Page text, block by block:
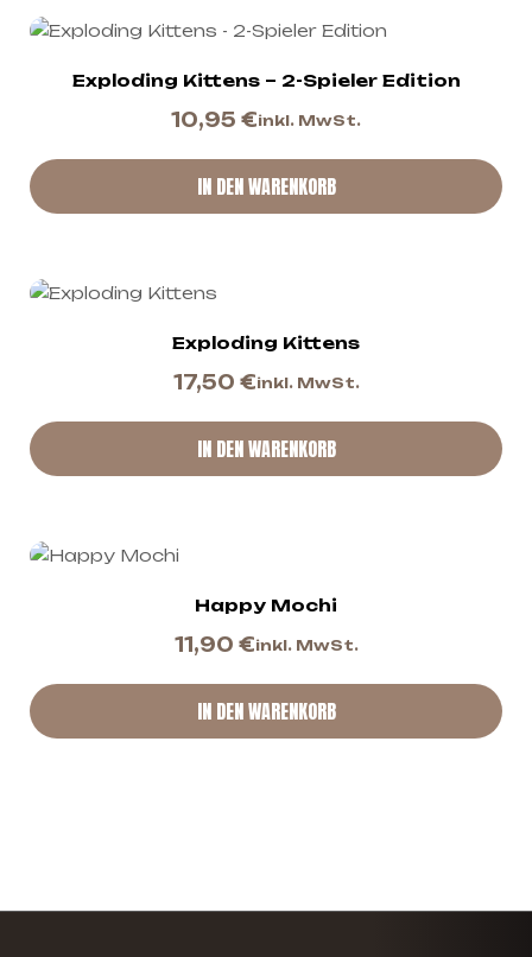
Exploding Kittens – 2-Spieler Edition
10,95 €inkl. MwSt.
IN DEN WARENKORB
Exploding Kittens
17,50 €inkl. MwSt.
IN DEN WARENKORB
Happy Mochi
11,90 €inkl. MwSt.
IN DEN WARENKORB